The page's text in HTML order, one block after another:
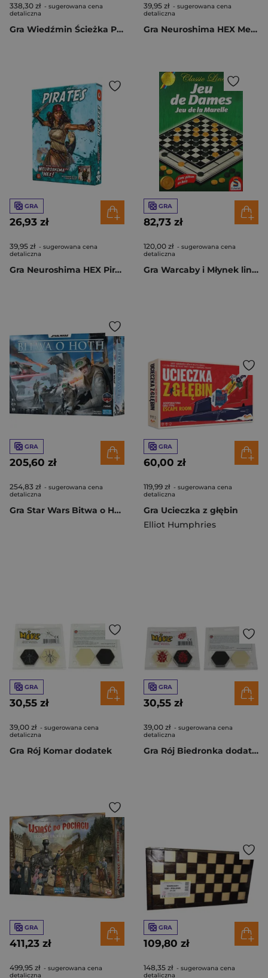
338,30 zł - sugerowana cena
detaliczna
Gra Wiedźmin Ścieżka Przeznaczenia Ronin
39,95 zł - sugerowana cena
detaliczna
Gra Neuroshima HEX Merchants Guild dodatek
GRA
26,93 zł
39,95 zł - sugerowana cena
detaliczna
Gra Neuroshima HEX Pirates dodatek
GRA
82,73 zł
120,00 zł - sugerowana cena
detaliczna
Gra Warcaby i Młynek linia klasyczna
GRA
205,60 zł
254,83 zł - sugerowana cena
detaliczna
Gra Star Wars Bitwa o Hoth
GRA
60,00 zł
119,99 zł - sugerowana cena
detaliczna
Gra Ucieczka z głębin
Elliot Humphries
GRA
30,55 zł
39,00 zł - sugerowana cena
detaliczna
Gra Rój Komar dodatek
GRA
30,55 zł
39,00 zł - sugerowana cena
detaliczna
Gra Rój Biedronka dodatek
GRA
411,23 zł
499,95 zł - sugerowana cena
detaliczna
GRA
109,80 zł
148,35 zł - sugerowana cena
detaliczna